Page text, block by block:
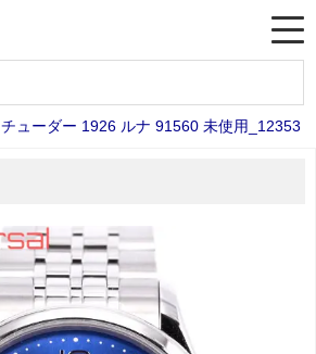
チューダー 1926 ルナ 91560 未使用_12353